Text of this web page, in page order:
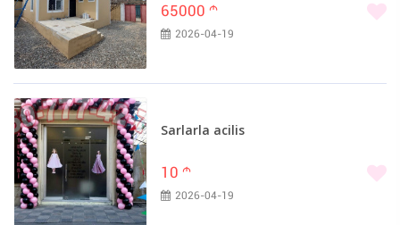
65000 m
2026-04-19
Sarlarla acilis
10 m
2026-04-19